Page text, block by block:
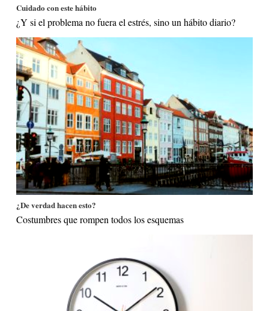
Cuidado con este hábito
¿Y si el problema no fuera el estrés, sino un hábito diario?
¿De verdad hacen esto?
Costumbres que rompen todos los esquemas